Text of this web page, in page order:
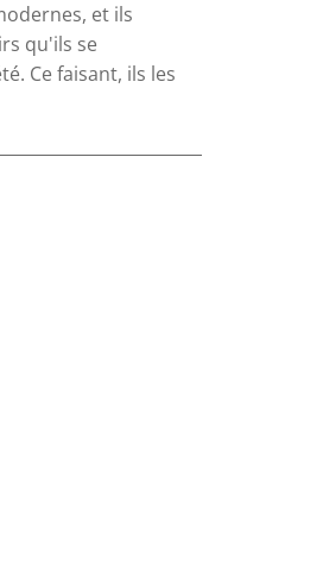
et ils
qu'ils se
Ce faisant, ils les